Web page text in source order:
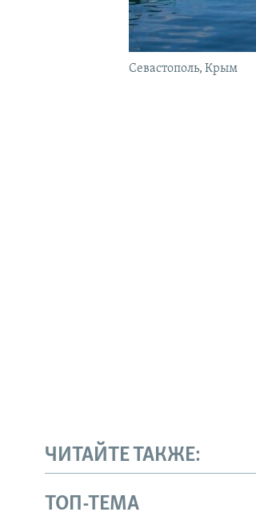
Севастополь, Крым
ЧИТАЙТЕ ТАКЖЕ:
ТОП-ТЕМА